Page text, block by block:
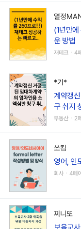
열정
(1년만
운 방법
재테크ㆍ4
*기*
계약갱
구 취지
부동산ㆍ2
쏘킴
영어, 인
회사ㆍ4페
찌니또